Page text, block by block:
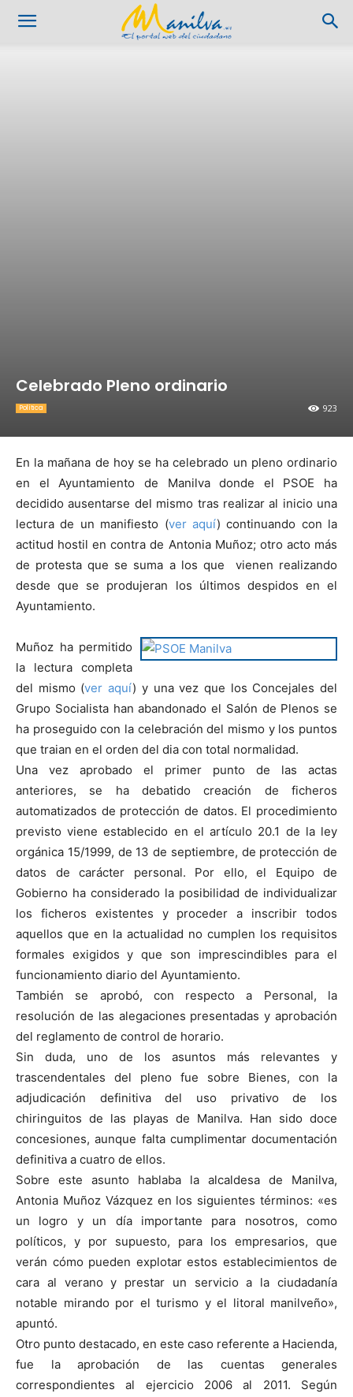
Celebrado Pleno ordinario
923
Política
En la mañana de hoy se ha celebrado un pleno ordinario
en el Ayuntamiento de Manilva donde el PSOE ha
decidido ausentarse del mismo tras realizar al inicio una
lectura de un manifiesto (ver aquí) continuando con la
actitud hostil en contra de Antonia Muñoz; otro acto más
de protesta que se suma a los que vienen realizando
desde que se produjeran los últimos despidos en el
Ayuntamiento.
Muñoz ha permitido
la lectura completa
del mismo (ver aquí) y una vez que los Concejales del
Grupo Socialista han abandonado el Salón de Plenos se
ha proseguido con la celebración del mismo y los puntos
que traian en el orden del dia con total normalidad.
Una vez aprobado el primer punto de las actas
anteriores, se ha debatido creación de ficheros
automatizados de protección de datos. El procedimiento
previsto viene establecido en el artículo 20.1 de la ley
orgánica 15/1999, de 13 de septiembre, de protección de
datos de carácter personal. Por ello, el Equipo de
Gobierno ha considerado la posibilidad de individualizar
los ficheros existentes y proceder a inscribir todos
aquellos que en la actualidad no cumplen los requisitos
formales exigidos y que son imprescindibles para el
funcionamiento diario del Ayuntamiento.
También se aprobó, con respecto a Personal, la
resolución de las alegaciones presentadas y aprobación
del reglamento de control de horario.
Sin duda, uno de los asuntos más relevantes y
trascendentales del pleno fue sobre Bienes, con la
adjudicación definitiva del uso privativo de los
chiringuitos de las playas de Manilva. Han sido doce
concesiones, aunque falta cumplimentar documentación
definitiva a cuatro de ellos.
Sobre este asunto hablaba la alcaldesa de Manilva,
Antonia Muñoz Vázquez en los siguientes términos: «es
un logro y un día importante para nosotros, como
políticos, y por supuesto, para los empresarios, que
verán cómo pueden explotar estos establecimientos de
cara al verano y prestar un servicio a la ciudadanía
notable mirando por el turismo y el litoral manilveño»,
apuntó.
Otro punto destacado, en este caso referente a Hacienda,
fue la aprobación de las cuentas generales
correspondientes al ejercicio 2006 al 2011. Según